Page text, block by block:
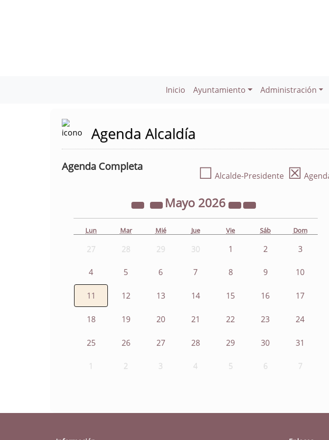
Inicio Ayuntamiento Administración
Agenda Alcaldía
Agenda Completa ☐ Alcalde-Presidente ☒
Mayo 2026
Lun Mar Mié Jue Vie Sáb Dom
27 28 29 30 1 2 3
4 5 6 7 8 9 10
11 12 13 14 15 16 17
18 19 20 21 22 23 24
25 26 27 28 29 30 31
1 2 3 4 5 6 7